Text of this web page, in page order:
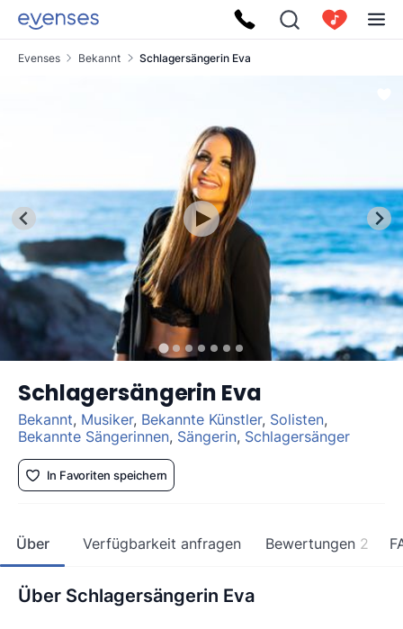
Evenses Bekannt Schlagersängerin Eva
Schlagersängerin Eva
Bekannt, Musiker, Bekannte Künstler, Solisten,
Bekannte Sängerinnen, Sängerin, Schlagersänger
In Favoriten speichern
Über Verfügbarkeit anfragen Bewertungen 2
Über Schlagersängerin Eva